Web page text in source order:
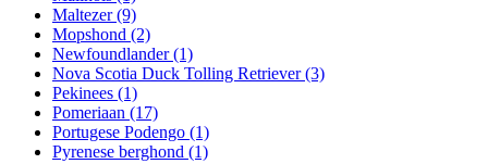
Maltezer(9)
Mopshond (2)
Newfoundlander(1)
Nova Scotia Duck Tolling Retriever(3)
Pekinees (1)
Pomeriaan (17)
Portugese Podengo (1)
Pyrenese berghond (1)